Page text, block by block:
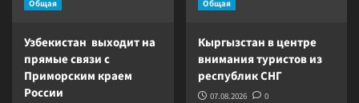
Общая
Узбекистан выходит на
прямые связи с
Приморским краем
России
Общая
Кыргызстан в центре
внимания туристов из
республик СНГ
07.08.2026 0